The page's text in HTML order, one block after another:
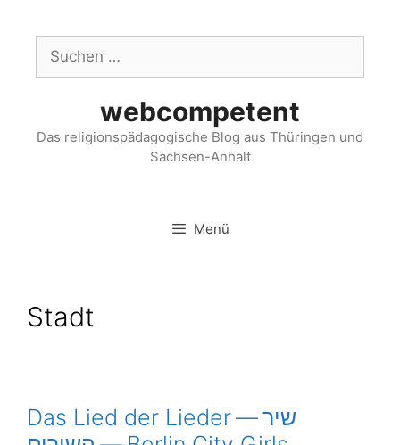
webcompetent
Das religionspädagogische Blog aus Thüringen und
Sachsen-Anhalt
Menü
Stadt
Das Lied der Lieder — שיר